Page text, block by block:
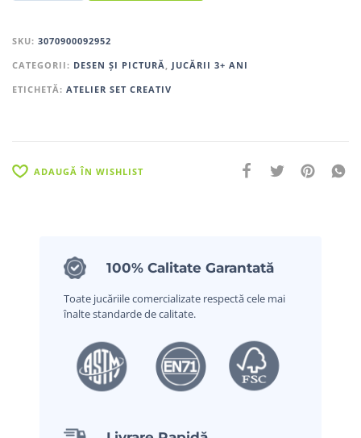
SKU: 3070900092952
CATEGORII: DESEN ȘI PICTURĂ
JUCĂRII 3+ ANI
ETICHETĂ: ATELIER SET CREATIV
ADAUGĂ ÎN WISHLIST
100% Calitate Garantată
Toate jucăriile comercializate respectă cele mai
înalte standarde de calitate.